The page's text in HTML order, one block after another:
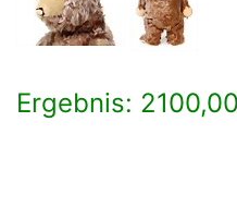
Ergebnis: